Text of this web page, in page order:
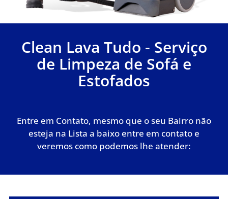
Clean Lava Tudo - Serviço
de Limpeza de Sofá e
Estofados
Entre em Contato, mesmo que o seu Bairro não
esteja na Lista a baixo entre em contato e
veremos como podemos lhe atender: